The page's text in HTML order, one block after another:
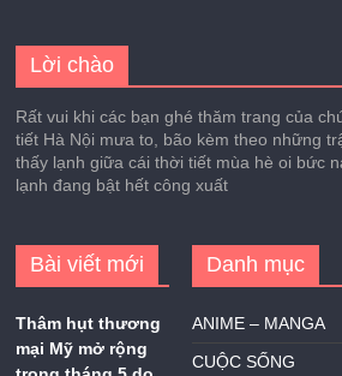
Lời chào
Rất vui khi các bạn ghé thăm trang của
tiết Hà Nội mưa to, bão kèm theo những
thấy lạnh giữa cái thời tiết mùa hè oi bức
lạnh đang bật hết công xuất
Bài viết mới
Thâm hụt thương
mại Mỹ mở rộng
Danh mục
ANIME – MANGA
CUỘC SỐNG